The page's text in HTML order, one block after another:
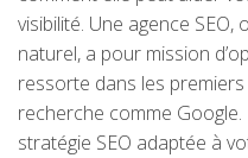
visibilité. Une agence
naturel, a pour mission
ressorte dans les
recherche comme
stratégie SEO adaptée à